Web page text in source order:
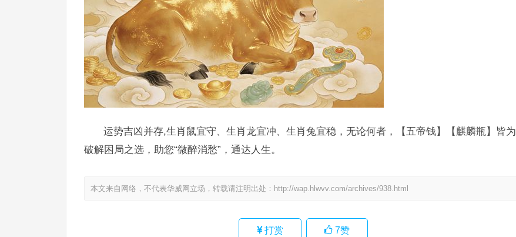
运势吉凶并存,生肖鼠宜守、生肖龙宜冲、生肖兔宜稳，无论何者，【五帝钱】【麒麟瓶】皆为
破解困局之选，助您“微醉消愁”，通达人生。
本文来自网络，不代表华威网立场，转载请注明出处： http://wap.hlwvv.com/archives/938.html
打赏 7赞